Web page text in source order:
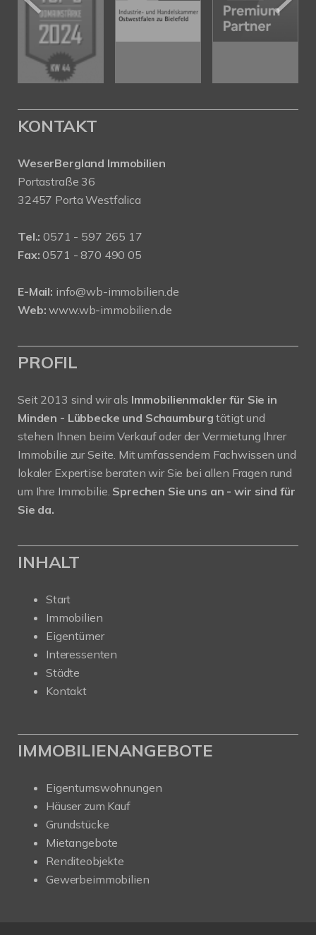
KONTAKT
WeserBergland Immobilien
Portastraße 36
32457 Porta Westfalica
Tel.: 0571 - 597 265 17
Fax: 0571 - 870 490 05
E-Mail: info@wb-immobilien.de
Web: www.wb-immobilien.de
PROFIL
Seit 2013 sind wir als Immobilienmakler für Sie in
Minden - Lübbecke und Schaumburgtätigt und
stehen Ihnen beim Verkauf oder der Vermietung Ihrer
Immobilie zur Seite. Mit umfassendem Fachwissen und
lokaler Expertise beraten wir Sie bei allen Fragen rund
um Ihre Immobilie. Sprechen Sie uns an - wir sind für
Sie da.
INHALT
Start
Immobilien
Eigentümer
Interessenten
Städte
Kontakt
IMMOBILIENANGEBOTE
Eigentumswohnungen
Häuser zum Kauf
Grundstücke
Mietangebote
Renditeobjekte
Gewerbeimmobilien